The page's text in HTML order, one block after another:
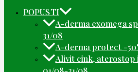
POPUSTI
A-derma exomega
31/08
A-derma protect -
Alivit cink, aterostop